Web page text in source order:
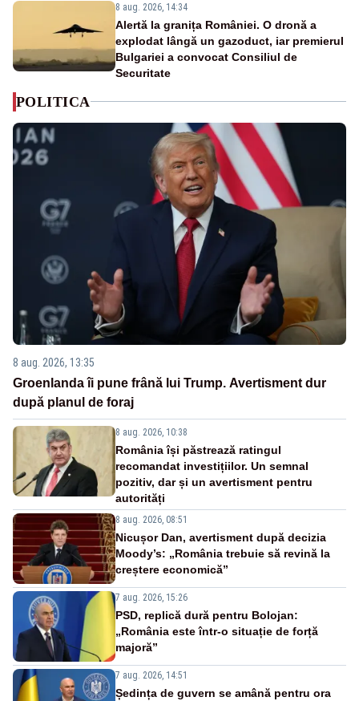
8 aug. 2026, 14:34
Alertă la granița României. O dronă a
explodat lângă un gazoduct, iar premierul
Bulgariei a convocat Consiliul de
Securitate
POLITICA
8 aug. 2026, 13:35
Groenlanda îi pune frână lui Trump. Avertisment dur
după planul de foraj
8 aug. 2026, 10:38
România își păstrează ratingul
recomandat investițiilor. Un semnal
pozitiv, dar și un avertisment pentru
autorități
8 aug. 2026, 08:51
Nicușor Dan, avertisment după decizia
Moody’s: „România trebuie să revină la
creștere economică”
7 aug. 2026, 15:26
PSD, replică dură pentru Bolojan:
„România este într-o situație de forță
majoră”
7 aug. 2026, 14:51
Ședința de guvern se amână pentru ora